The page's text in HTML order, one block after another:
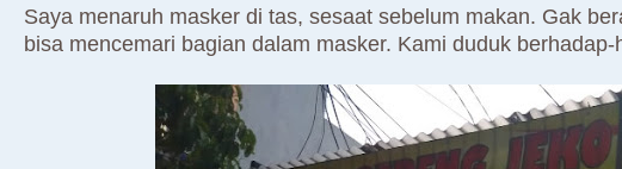
Saya menaruh masker di tas, sesaat sebelum makan. Gak
bisa mencemari bagian dalam masker. Kami duduk